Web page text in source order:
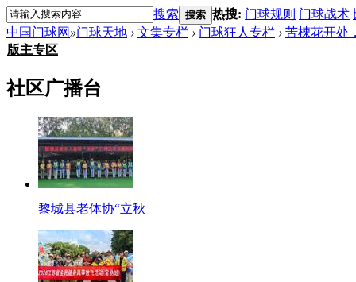
搜索 搜索 热搜: 门球规则 门球战术
中国门球网 »门球天地 › 文集专栏 › 门球狂人专栏 › 苦楝花开处
版主专区
社区广播台
黎城县老体协“立秋